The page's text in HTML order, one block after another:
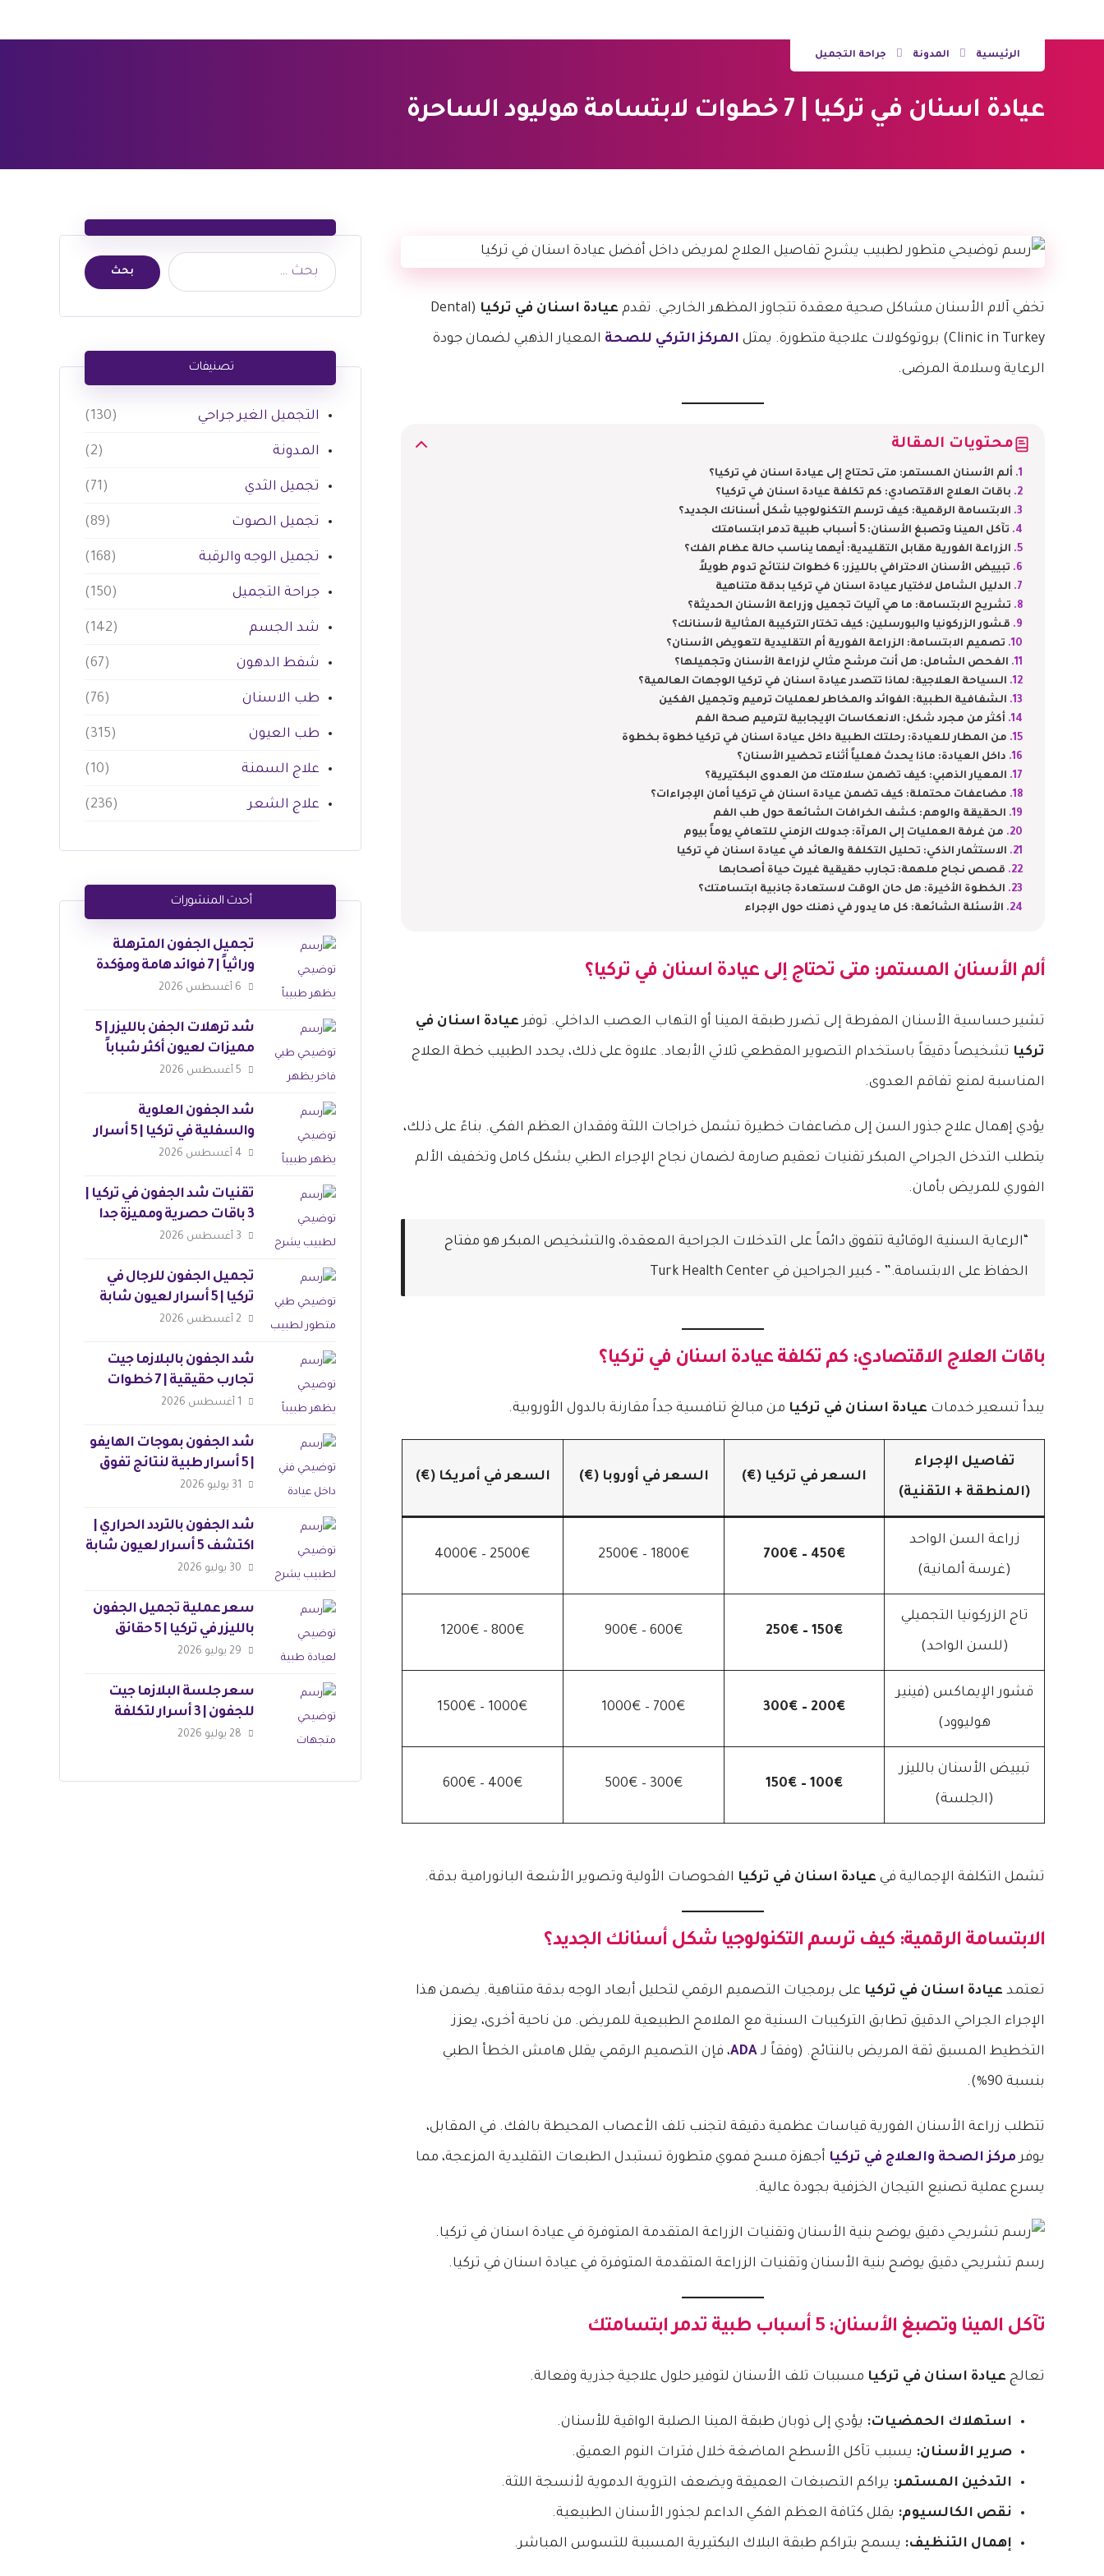
الرئيسية المدونة جراحة التجميل
عيادة اسنان في تركيا | 7 خطوات لابتسامة هوليود الساحرة
تخفي آلام الأسنان مشاكل صحية معقدة تتجاوز المظهر الخارجي. تقدم عيادة اسنان في تركيا (Dental
Clinic in Turkey) بروتوكولات علاجية متطورة. يمثل المركز التركي للصحة المعيار الذهبي لضمان جودة
الرعاية وسلامة المرضى.
محتويات المقالة
ألم الأسنان المستمر: متى تحتاج إلى عيادة اسنان في تركيا؟
باقات العلاج الاقتصادي: كم تكلفة عيادة اسنان في تركيا؟
الابتسامة الرقمية: كيف ترسم التكنولوجيا شكل أسنانك الجديد؟
تآكل المينا وتصبغ الأسنان: 5 أسباب طبية تدمر ابتسامتك
الزراعة الفورية مقابل التقليدية: أيهما يناسب حالة عظام الفك؟
تبييض الأسنان الاحترافي بالليزر: 6 خطوات لنتائج تدوم طويلاً
الدليل الشامل لاختيار عيادة اسنان في تركيا بدقة متناهية
تشريح الابتسامة: ما هي آليات تجميل وزراعة الأسنان الحديثة؟
قشور الزركونيا والبورسلين: كيف تختار التركيبة المثالية لأسنانك؟
تصميم الابتسامة: الزراعة الفورية أم التقليدية لتعويض الأسنان؟
الفحص الشامل: هل أنت مرشح مثالي لزراعة الأسنان وتجميلها؟
السياحة العلاجية: لماذا تتصدر عيادة اسنان في تركيا الوجهات العالمية؟
الشفافية الطبية: الفوائد والمخاطر لعمليات ترميم وتجميل الفكين
أكثر من مجرد شكل: الانعكاسات الإيجابية لترميم صحة الفم
من المطار للعيادة: رحلتك الطبية داخل عيادة اسنان في تركيا خطوة بخطوة
داخل العيادة: ماذا يحدث فعلياً أثناء تحضير الأسنان؟
المعيار الذهبي: كيف تضمن سلامتك من العدوى البكتيرية؟
مضاعفات محتملة: كيف تضمن عيادة اسنان في تركيا أمان الإجراءات؟
الحقيقة والوهم: كشف الخرافات الشائعة حول طب الفم
من غرفة العمليات إلى المرآة: جدولك الزمني للتعافي يوماً بيوم
الاستثمار الذكي: تحليل التكلفة والعائد في عيادة اسنان في تركيا
قصص نجاح ملهمة: تجارب حقيقية غيرت حياة أصحابها
الخطوة الأخيرة: هل حان الوقت لاستعادة جاذبية ابتسامتك؟
الأسئلة الشائعة: كل ما يدور في ذهنك حول الإجراء
ألم الأسنان المستمر: متى تحتاج إلى عيادة اسنان في تركيا؟
تشير حساسية الأسنان المفرطة إلى تضرر طبقة المينا أو التهاب العصب الداخلي. توفرعيادة اسنان في
تركيا تشخيصاً دقيقاً باستخدام التصوير المقطعي ثلاثي الأبعاد. علاوة على ذلك، يحدد الطبيب خطة العلاج
المناسبة لمنع تفاقم العدوى.
يؤدي إهمال علاج جذور السن إلى مضاعفات خطيرة تشمل خراجات اللثة وفقدان العظم الفكي. بناءً على ذلك،
يتطلب التدخل الجراحي المبكر تقنيات تعقيم صارمة لضمان نجاح الإجراء الطبي بشكل كامل وتخفيف الألم
الفوري للمريض بأمان.
“الرعاية السنية الوقائية تتفوق دائماً على التدخلات الجراحية المعقدة، والتشخيص المبكر هو مفتاح
الحفاظ على الابتسامة.” – كبير الجراحين في Turk Health Center
باقات العلاج الاقتصادي: كم تكلفة عيادة اسنان في تركيا؟
يبدأ تسعير خدمات عيادة اسنان في تركيا من مبالغ تنافسية جداً مقارنة بالدول الأوروبية.
تفاصيل الإجراء
(المنطقة + التقنية)
السعر في تركيا (€) السعر في أوروبا (€) السعر في أمريكا (€)
زراعة السن الواحد
(غرسة ألمانية)
450€ – 700€
1800€ – 2500€
2500€ – 4000€
تاج الزركونيا التجميلي
(للسن الواحد)
150€ – 250€
600€ – 900€
800€ – 1200€
قشور الإيماكس (فينير
هوليوود)
200€ – 300€
700€ – 1000€
1000€ – 1500€
تبييض الأسنان بالليزر
(الجلسة)
100€ – 150€
300€ – 500€
400€ – 600€
تشمل التكلفة الإجمالية في عيادة اسنان في تركيا الفحوصات الأولية وتصوير الأشعة البانورامية بدقة.
الابتسامة الرقمية: كيف ترسم التكنولوجيا شكل أسنانك الجديد؟
تعتمد عيادة اسنان في تركيا على برمجيات التصميم الرقمي لتحليل أبعاد الوجه بدقة متناهية. يضمن هذا
الإجراء الجراحي الدقيق تطابق التركيبات السنية مع الملامح الطبيعية للمريض. من ناحية أخرى، يعزز
التخطيط المسبق ثقة المريض بالنتائج. (وفقاً لـ ADA، فإن التصميم الرقمي يقلل هامش الخطأ الطبي
بنسبة 90%).
تتطلب زراعة الأسنان الفورية قياسات عظمية دقيقة لتجنب تلف الأعصاب المحيطة بالفك. في المقابل،
يوفرمركز الصحة والعلاج في تركيا أجهزة مسح فموي متطورة تستبدل الطبعات التقليدية المزعجة، مما
يسرع عملية تصنيع التيجان الخزفية بجودة عالية.
رسم تشريحي دقيق يوضح بنية الأسنان وتقنيات الزراعة المتقدمة المتوفرة في عيادة اسنان في تركيا.
تآكل المينا وتصبغ الأسنان: 5 أسباب طبية تدمر ابتسامتك
تعالج عيادة اسنان في تركيا مسببات تلف الأسنان لتوفير حلول علاجية جذرية وفعالة.
استهلاك الحمضيات: يؤدي إلى ذوبان طبقة المينا الصلبة الواقية للأسنان.
صرير الأسنان: يسبب تآكل الأسطح الماضغة خلال فترات النوم العميق.
التدخين المستمر: يراكم التصبغات العميقة ويضعف التروية الدموية لأنسجة اللثة.
نقص الكالسيوم: يقلل كثافة العظم الفكي الداعم لجذور الأسنان الطبيعية.
إهمال التنظيف: يسمح بتراكم طبقة البلاك البكتيرية المسببة للتسوس المباشر.
تصنيفات
التجميل الغير جراحي (130)
المدونة (2)
تجميل الثدي (71)
تجميل الصوت (89)
تجميل الوجه والرقبة (168)
جراحة التجميل (150)
شد الجسم (142)
شفط الدهون (67)
طب الاسنان (76)
طب العيون (315)
علاج السمنة (10)
علاج الشعر (236)
أحدث المنشورات
تجميل الجفون المترهلة
وراثياً | 7 فوائد هامة ومؤكدة
6 أغسطس 2026
شد ترهلات الجفن بالليزر | 5
مميزات لعيون أكثر شباباً
5 أغسطس 2026
شد الجفون العلوية
والسفلية في تركيا | 5 أسرار
لنتائج مثالية
4 أغسطس 2026
تقنيات شد الجفون في تركيا |
3 باقات حصرية ومميزة جدا
3 أغسطس 2026
تجميل الجفون للرجال في
تركيا | 5 أسرار لعيون شابة
وجذابة
2 أغسطس 2026
شد الجفون بالبلازما جيت
تجارب حقيقية | 7 خطوات
للجمال
1 أغسطس 2026
شد الجفون بموجات الهايفو
| 5 أسرار طبية لنتائج تفوق
التوقعات
31 يوليو 2026
شد الجفون بالتردد الحراري |
اكتشف 5 أسرار لعيون شابة
30 يوليو 2026
سعر عملية تجميل الجفون
بالليزر في تركيا | 5 حقائق
مذهلة
29 يوليو 2026
سعر جلسة البلازما جيت
للجفون | 3 أسرار لتكلفة
العملية
28 يوليو 2026